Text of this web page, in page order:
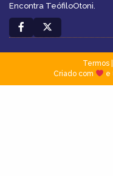
Encontra TeófiloOtoni.
Termos|
Criado com
e